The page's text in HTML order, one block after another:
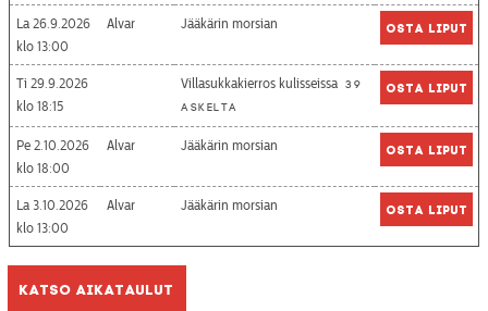
La 26.9.2026
13:00
Alvar Jääkärin morsian Osta liput
Ti 29.9.2026
18:15
Villasukkakierros kulisseissa 39
askelta
Osta liput
Pe 2.10.2026
18:00
Alvar Jääkärin morsian Osta liput
La 3.10.2026
13:00
Alvar Jääkärin morsian Osta liput
Katso aikataulut